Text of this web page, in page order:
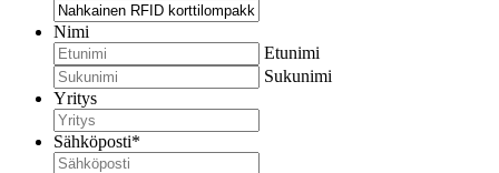
Nimi
Etunimi
Sukunimi
Yritys
Sähköposti*